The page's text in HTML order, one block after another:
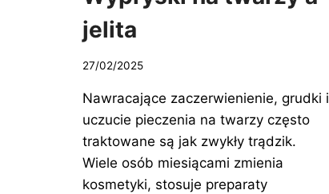
jelita
27/02/2025
Nawracające zaczerwienienie, grudki i
uczucie pieczenia na twarzy często
traktowane są jak zwykły trądzik.
Wiele osób miesiącami zmienia
kosmetyki, stosuje preparaty